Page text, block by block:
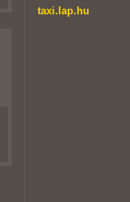
taxi.lap.hu